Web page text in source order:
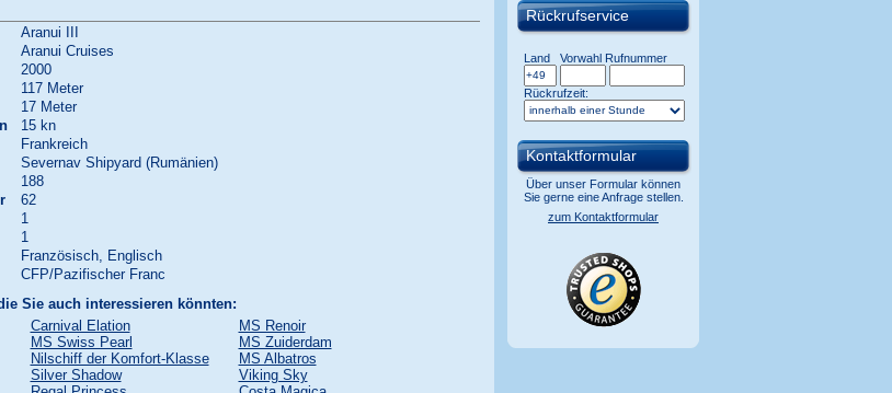
Aranui III
Aranui Cruises
2000
117 Meter
17 Meter
15 kn
Frankreich
Severnav Shipyard (Rumänien)
188
62
1
1
Französisch, Englisch
CFP/Pazifischer Franc
Sie auch interessieren könnten:
Carnival Elation
MS Renoir
MS Swiss Pearl
MS Zuiderdam
Nilschiff der Komfort-Klasse
MS Albatros
Silver Shadow
Viking Sky
Rückrufservice
Land VorwahlRufnummer
Rückrufzeit:
Kontaktformular
Über unser Formular können
Sie gerne eine Anfrage stellen.
zum Kontaktformular